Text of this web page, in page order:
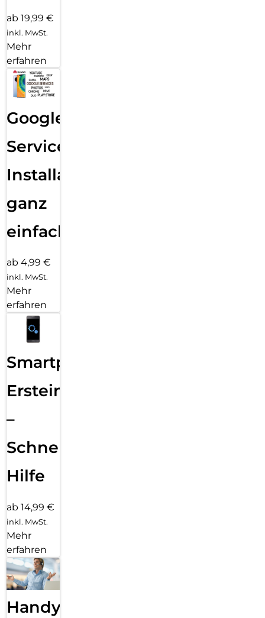
ab 19,99 €
inkl. MwSt.
Mehr
erfahren
Google
Services
Installation
ganz
einfach
ab 4,99 €
inkl. MwSt.
Mehr
erfahren
Smartphone
Ersteinrichtung
–
Schnelle
Hilfe
ab 14,99 €
inkl. MwSt.
Mehr
erfahren
Handy